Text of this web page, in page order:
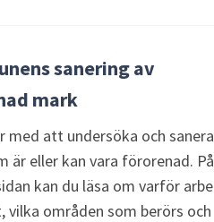
sanering av
mark
med att undersöka och sanera
är eller kan vara förorenad. På
kan du läsa om varför
vilka områden som berörs och